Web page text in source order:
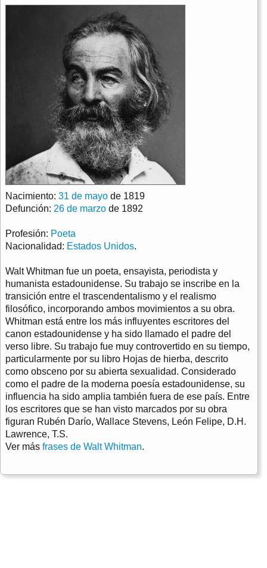
Nacimiento: 31 de mayo de 1819
Defunción: 26 de marzo de 1892
Profesión: Poeta
Nacionalidad: Estados Unidos.
Walt Whitman fue un poeta, ensayista, periodista y
humanista estadounidense. Su trabajo se inscribe en la
transición entre el trascendentalismo y el realismo
filosófico, incorporando ambos movimientos a su obra.
Whitman está entre los más influyentes escritores del
canon estadounidense y ha sido llamado el padre del
verso libre. Su trabajo fue muy controvertido en su tiempo,
particularmente por su libro Hojas de hierba, descrito
como obsceno por su abierta sexualidad. Considerado
como el padre de la moderna poesía estadounidense, su
influencia ha sido amplia también fuera de ese país. Entre
los escritores que se han visto marcados por su obra
figuran Rubén Darío, Wallace Stevens, León Felipe, D.H.
Lawrence, T.S.
Ver más frases de Walt Whitman.